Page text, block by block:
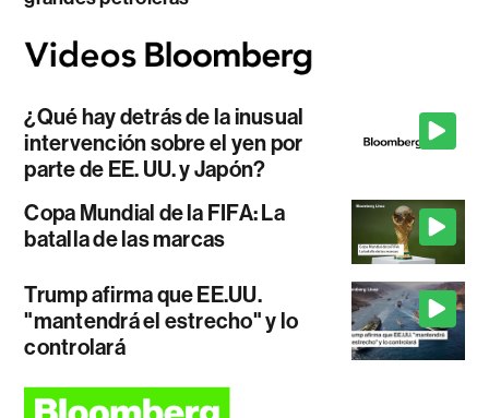
¿Qué hay detrás de la inusual
intervención sobre el yen por
parte de EE. UU. y Japón?
Copa Mundial de la FIFA: La
batalla de las marcas
Trump afirma que EE.UU.
"mantendrá el estrecho" y lo
controlará